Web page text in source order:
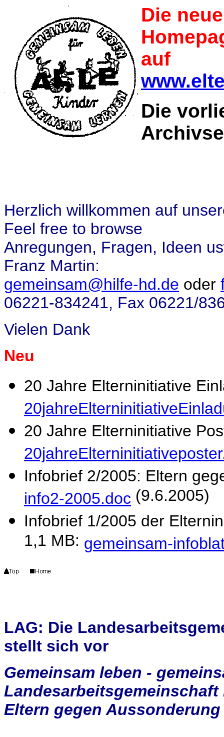
Die
auf
Die
Herzlich willkommen auf
Feel free to browse
Anregungen, Fragen, Ideen
Franz Martin:
gemeinsam@hilfe-hd.de oder
06221-834241, Fax 06221/
Vielen Dank
Neu
20 Jahre Elterninitiative
20 Jahre Elterninitiative
Infobrief 2/2005: Eltern
info2-2005.doc (9.6.2005)
Infobrief 1/2005 der
1,1 MB: gemeinsam-
LAG: Die
stellt sich vor
Gemeinsam leben -
Landesarbeitsgemeinschaft
Eltern gegen